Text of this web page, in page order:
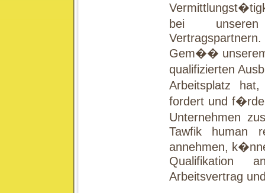
bei unseren
Vertragspartnern.
Gem��
qualifizierten
Arbeitsplatz
fordert und
Unternehmen
Tawfik human
annehmen,
Qualifikation
Arbeitsvertrag